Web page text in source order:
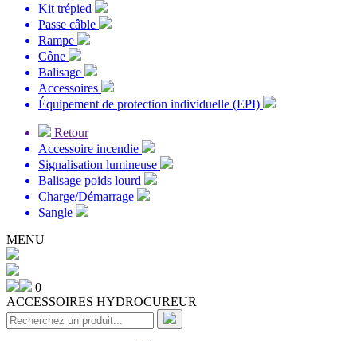
Kit trépied
Passe câble
Rampe
Cône
Balisage
Accessoires
Équipement de protection individuelle (EPI)
Retour
Accessoire incendie
Signalisation lumineuse
Balisage poids lourd
Charge/Démarrage
Sangle
MENU
0
ACCESSOIRES HYDROCUREUR